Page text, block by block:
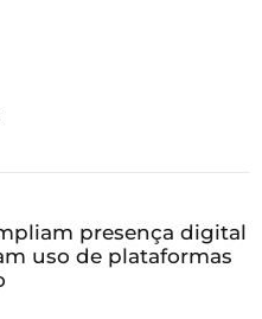
presença digital
uso de plataformas